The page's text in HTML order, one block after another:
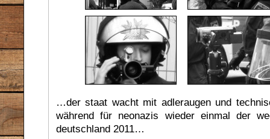
…der staat wacht mit adleraugen und
während für neonazis wieder einmal der
deutschland 2011…